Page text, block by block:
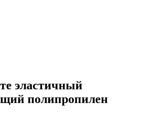
эластичный
полипропилен